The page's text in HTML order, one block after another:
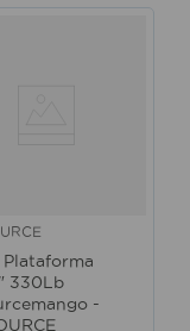
Plataforma
330Lb
-